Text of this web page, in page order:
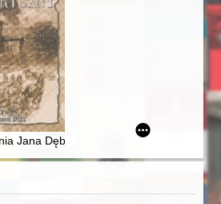
of gas chromatography
Rzeszowskiej. R. 29 (2022)
Jana Dębskiego jako źródło poznania